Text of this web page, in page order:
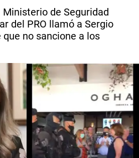
de Seguridad
del PRO llamó a Sergio
no sancione a los